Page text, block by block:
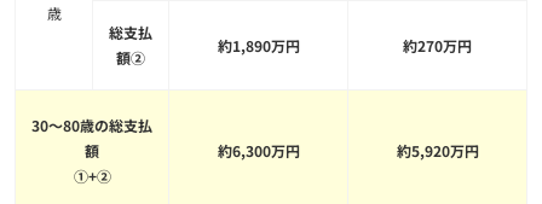
歳
総支払
額②
約1,890万円 約270万円
30～80歳の総支払
額
①+②
約6,300万円 約5,920万円